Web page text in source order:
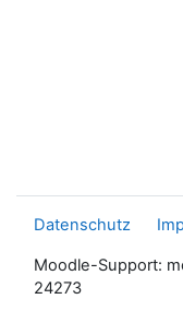
Datenschutz
Moodle-Support:
24273